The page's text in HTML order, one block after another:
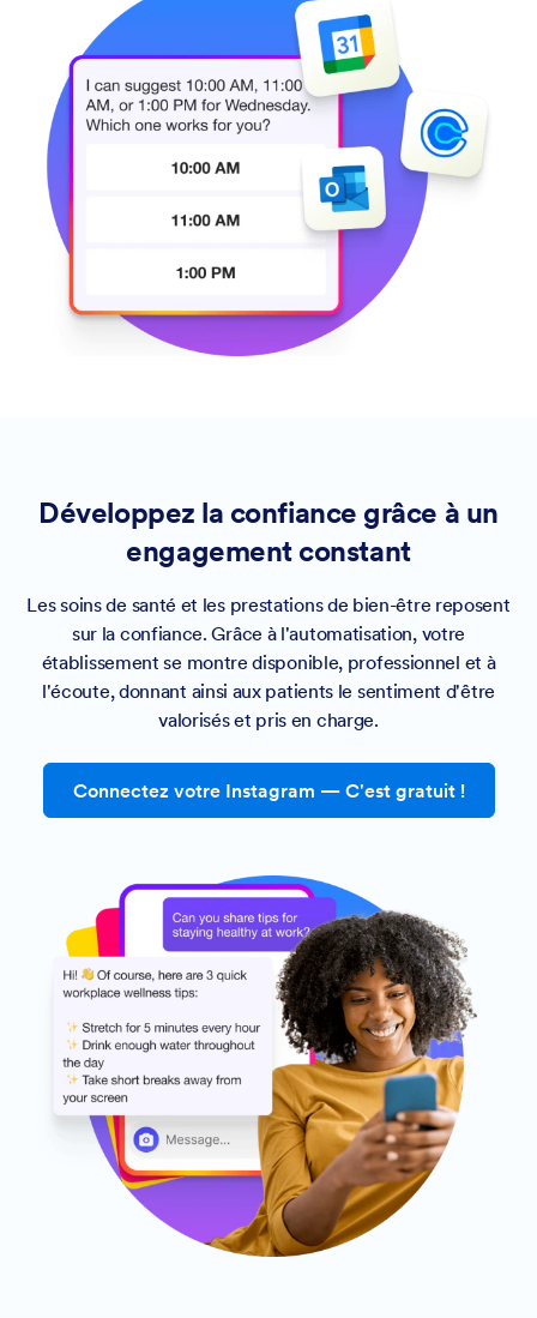
Développez la confiance grâce à un
engagement constant
Les soins de santé et les prestations de bien-être reposent
sur la confiance. Grâce à l'automatisation, votre
établissement se montre disponible, professionnel et à
l'écoute, donnant ainsi aux patients le sentiment d'être
valorisés et pris en charge.
Connectez votre Instagram — C'est gratuit !